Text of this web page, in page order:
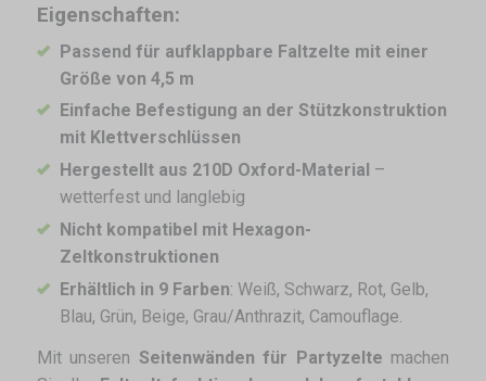
Eigenschaften:
Passend für aufklappbare Faltzelte mit einer
Größe von 4,5 m
Einfache Befestigung an der Stützkonstruktion
mit Klettverschlüssen
Hergestellt aus 210D Oxford-Material –
wetterfest und langlebig
Nicht kompatibel mit Hexagon-
Zeltkonstruktionen
Erhältlich in 9 Farben: Weiß, Schwarz, Rot, Gelb,
Blau, Grün, Beige, Grau/Anthrazit, Camouflage.
Mit unseren Seitenwänden für Partyzelte machen